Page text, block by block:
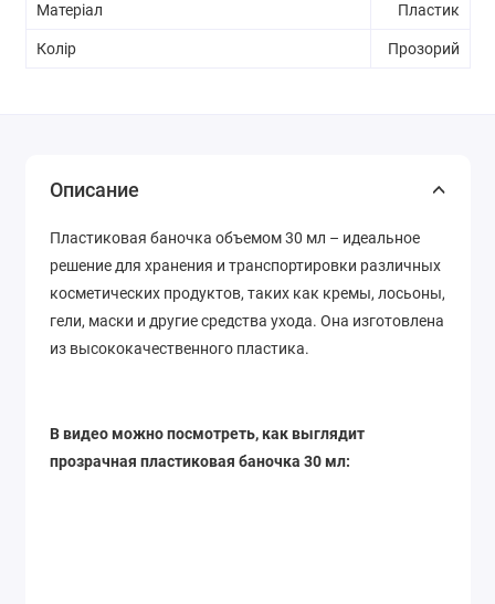
Матеріал Пластик
Колір Прозорий
Описание
Пластиковая баночка объемом 30 мл – идеальное
решение для хранения и транспортировки различных
косметических продуктов, таких как кремы, лосьоны,
гели, маски и другие средства ухода. Она изготовлена
​​из высококачественного пластика.
В видео можно посмотреть, как выглядит
прозрачная пластиковая баночка 30 мл: